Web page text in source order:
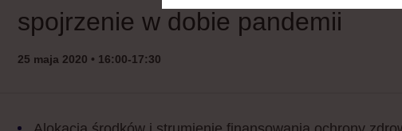
spojrzenie w dobie pandemii
25 maja 2020 • 16:00-17:30